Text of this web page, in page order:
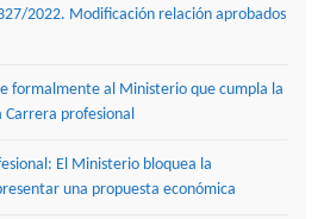
2022. Modificación relación aprobados
formalmente al Ministerio que cumpla la
Carrera profesional
El Ministerio bloquea la
una propuesta económica